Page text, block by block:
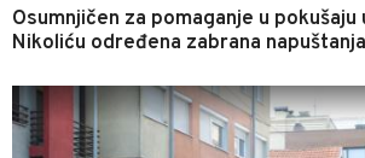
Osumnjičen za pomaganje u
Nikoliću određena zabrana